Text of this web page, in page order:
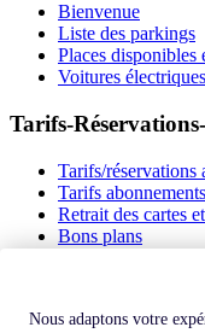
Nous adaptons votre
Bienvenue
Liste des parkings
Places disponibles
Voitures électriques
Tarifs-
Tarifs/réservations
Tarifs
Retrait des cartes
Bons plans